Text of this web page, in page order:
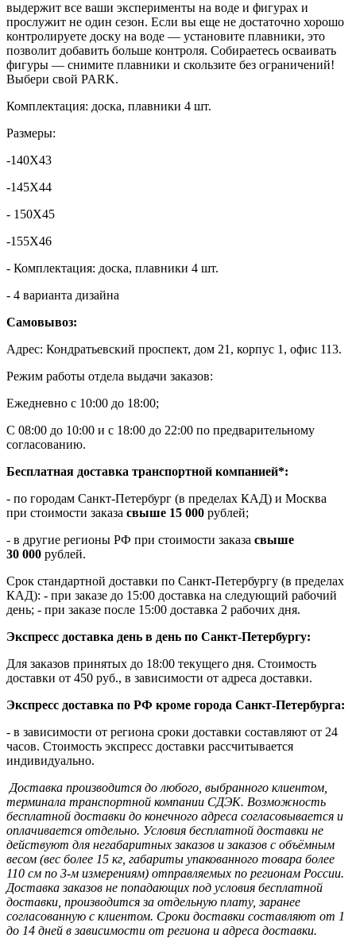
выдержит все ваши эксперименты на воде и фигурах и
прослужит не один сезон. Если вы еще не достаточно хорошо
контролируете доску на воде — установите плавники, это
позволит добавить больше контроля. Собираетесь осваивать
фигуры — снимите плавники и скользите без ограничений!
Выбери свой PARK.
Комплектация: доска, плавники 4 шт.
Размеры:
-140X43
-145X44
- 150X45
-155X46
- Комплектация: доска, плавники 4 шт.
- 4 варианта дизайна
Самовывоз:
Адрес: Кондратьевский проспект, дом 21, корпус 1, офис 113.
Режим работы отдела выдачи заказов:
Ежедневно с 10:00 до 18:00;
С 08:00 до 10:00 и с 18:00 до 22:00 по предварительному
согласованию.
Бесплатная доставка транспортной компанией*:
- по городам Санкт-Петербург (в пределах КАД) и Москва
при стоимости заказа свыше 15 000 рублей;
- в другие регионы РФ при стоимости заказа свыше
30 000 рублей.
Срок стандартной доставки по Санкт-Петербургу (в пределах
КАД): - при заказе до 15:00 доставка на следующий рабочий
день; - при заказе после 15:00 доставка 2 рабочих дня.
Экспресс доставка день в день по Санкт-Петербургу:
Для заказов принятых до 18:00 текущего дня. Стоимость
доставки от 450 руб., в зависимости от адреса доставки.
Экспресс доставка по РФ кроме города Санкт-Петербурга:
- в зависимости от региона сроки доставки составляют от 24
часов. Стоимость экспресс доставки рассчитывается
индивидуально.
Доставка производится до любого, выбранного клиентом,
терминала транспортной компании СДЭК. Возможность
бесплатной доставки до конечного адреса согласовывается и
оплачивается отдельно. Условия бесплатной доставки не
действуют для негабаритных заказов и заказов с объёмным
весом (вес более 15 кг, габариты упакованного товара более
110 см по 3-м измерениям) отправляемых по регионам России.
Доставка заказов не попадающих под условия бесплатной
доставки, производится за отдельную плату, заранее
согласованную с клиентом. Сроки доставки составляют от 1
до 14 дней в зависимости от региона и адреса доставки.